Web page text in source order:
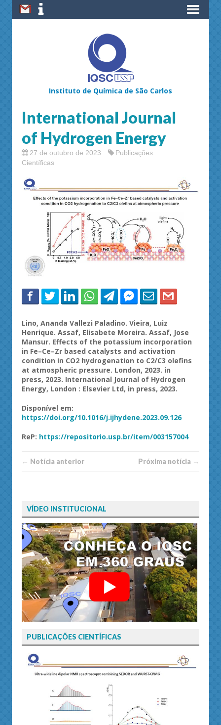
Instituto de Química de São Carlos
International Journal
of Hydrogen Energy
27 de outubro de 2023
Publicações
Científicas
Lino, Ananda Vallezi Paladino. Vieira, Luiz
Henrique. Assaf, Elisabete Moreira. Assaf, Jose
Mansur. Effects of the potassium incorporation
in Fe–Ce–Zr based catalysts and activation
condition in CO2 hydrogenation to C2/C3 olefins
at atmospheric pressure. London, 2023. in
press, 2023. International Journal of Hydrogen
Energy, London : Elsevier Ltd, in press, 2023.
Disponível em:
https://doi.org/10.1016/j.ijhydene.2023.09.126
ReP: https://repositorio.usp.br/item/003157004
← Notí­cia anterior Próxima notí­­cia →
VÍDEO INSTITUCIONAL
PUBLICAÇÕES CIENTÍFICAS